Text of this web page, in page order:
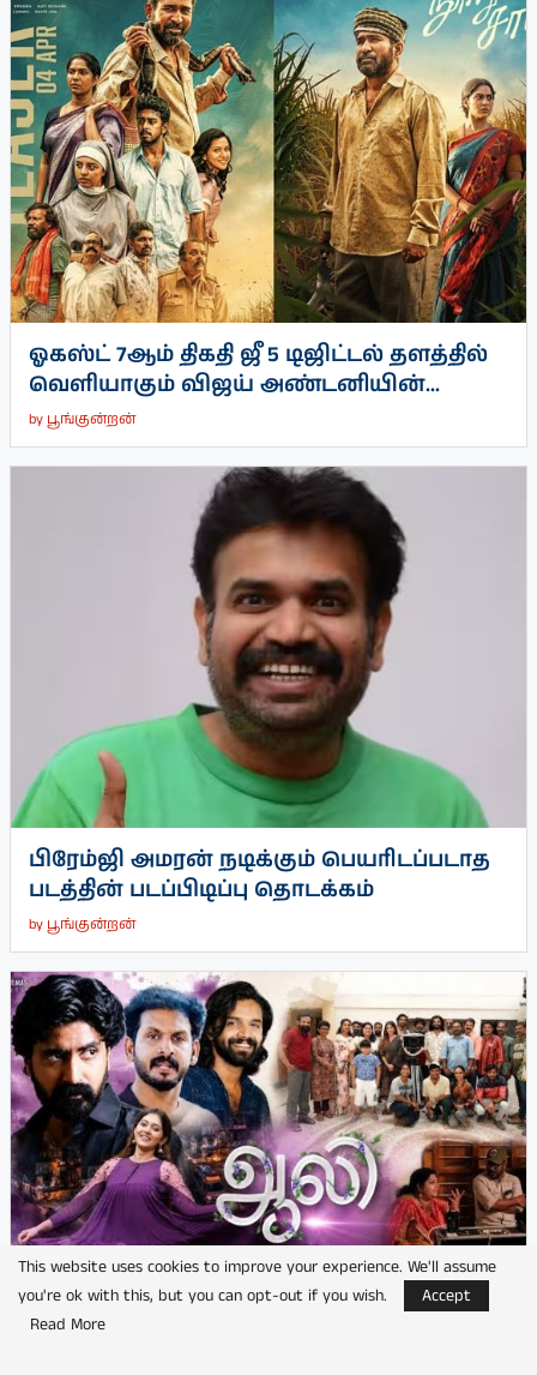
ஓகஸ்ட் 7ஆம் திகதி ஜீ 5 டிஜிட்டல் தளத்தில்
வெளியாகும் விஜய் அண்டனியின்...
by பூங்குன்றன்
பிரேம்ஜி அமரன் நடிக்கும் பெயரிடப்படாத
படத்தின் படப்பிடிப்பு தொடக்கம்
by பூங்குன்றன்
This website uses cookies to improve your experience. We'll assume
you're ok with this, but you can opt-out if you wish.
Accept
Read More